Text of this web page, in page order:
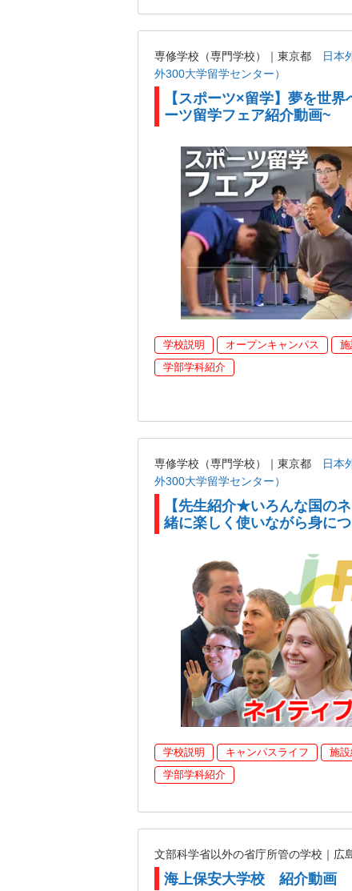
専修学校（専門学校）｜東京都
日本
外300大学留学センター）
【スポーツ×留学】夢を世
ーツ留学フェア紹介動画~
学校説明 オープンキャンパス
学部学科紹介
専修学校（専門学校）｜東京都
日本
外300大学留学センター）
【先生紹介★いろんな国の
緒に楽しく使いながら身につ
学校説明 キャンパスライフ 施
学部学科紹介
文部科学省以外の省庁所管の学校｜広
海上保安大学校 紹介動画